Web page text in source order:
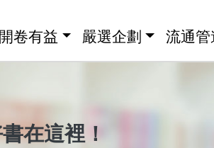
卷有益 嚴選企劃 流通管
在這裡！